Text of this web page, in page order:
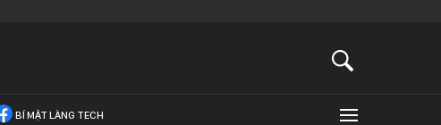
BÍ MẬT LÀNG TECH